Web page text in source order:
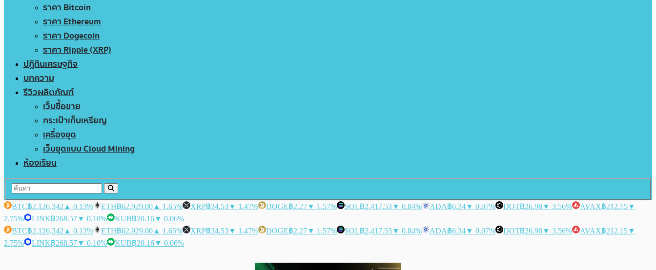
ราคา Bitcoin
ราคา Ethereum
ราคา Dogecoin
ราคา Ripple (XRP)
ปฏิทินเศรษฐกิจ
บทความ
รีวิวผลิตภัณฑ์
เว็บซื้อขาย
กระเป๋าเก็บเหรียญ
เครื่องขุด
เว็บขุดแบบ Cloud Mining
ห้องเรียน
BTC฿2,126,342 ▲ 0.13% ETH฿62,929.00 ▲ 1.65% XRP฿34.53▼ 1.47% DOGE฿2.27▼ 1.57% SOL฿2,417.53▼ 0.84% ADA฿6.34▼ 0.07% DOT฿26.98▼ 3.56% AVAX฿212.15▼
2.75%
LINK฿268.57▼ 0.10% KUB฿20.16▼ 0.06%
BTC฿2,126,342 ▲ 0.13% ETH฿62,929.00 ▲ 1.65% XRP฿34.53▼ 1.47% DOGE฿2.27▼ 1.57% SOL฿2,417.53▼ 0.84% ADA฿6.34▼ 0.07% DOT฿26.98▼ 3.56% AVAX฿212.15▼
2.75%
LINK฿268.57▼ 0.10% KUB฿20.16▼ 0.06%